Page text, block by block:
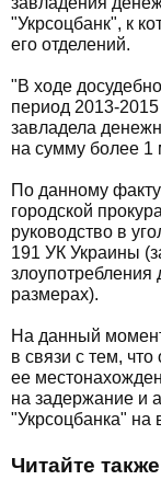
"Укрсоцбанк", к
его отделений.
"В ходе
период 2013-2015
завладела
на сумму более 1
По данному
городской
руководство в
191 УК Украины
размерах).
На данный
в связи с тем,
ее
на задержание и
"Укрсоцбанка" на
Читайте